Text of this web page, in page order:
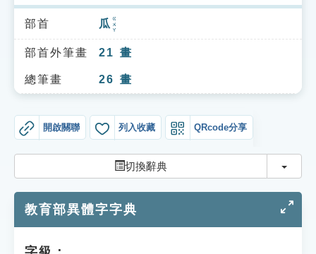
索引選單
知識索引
單字索引
遊戲專區
教學應用
貓頭鷹博士
部首 瓜 ㄍㄨㄚ
部首外筆畫 21 畫
總筆畫 26 畫
開啟關聯 列入收藏 QRcode分享
切換辭典 切換
教育部異體字字典